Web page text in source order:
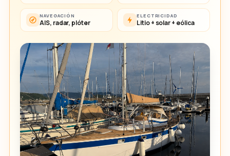
NAVEGACIÓN
AIS, radar, plóter
ELECTRICIDAD
Litio + solar + eólica